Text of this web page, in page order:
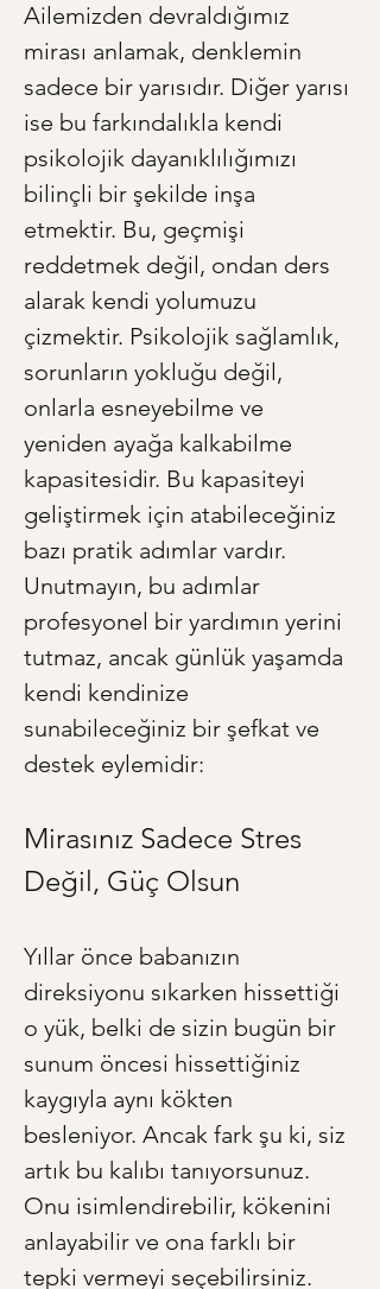
Ailemizden devraldığımız
mirası anlamak, denklemin
sadece bir yarısıdır. Diğer yarısı
ise bu farkındalıkla kendi
psikolojik dayanıklılığımızı
bilinçli bir şekilde inşa
etmektir. Bu, geçmişi
reddetmek değil, ondan ders
alarak kendi yolumuzu
çizmektir. Psikolojik sağlamlık,
sorunların yokluğu değil,
onlarla esneyebilme ve
yeniden ayağa kalkabilme
kapasitesidir. Bu kapasiteyi
geliştirmek için atabileceğiniz
bazı pratik adımlar vardır.
Unutmayın, bu adımlar
profesyonel bir yardımın yerini
tutmaz, ancak günlük yaşamda
kendi kendinize
sunabileceğiniz bir şefkat ve
destek eylemidir:
Mirasınız Sadece Stres
Değil, Güç Olsun
Yıllar önce babanızın
direksiyonu sıkarken hissettiği
o yük, belki de sizin bugün bir
sunum öncesi hissettiğiniz
kaygıyla aynı kökten
besleniyor. Ancak fark şu ki, siz
artık bu kalıbı tanıyorsunuz.
Onu isimlendirebilir, kökenini
anlayabilir ve ona farklı bir
tepki vermeyi seçebilirsiniz.